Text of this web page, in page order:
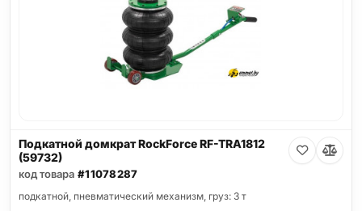
Подкатной домкрат RockForce RF-TRA1812
(59732)
код товара #11078287
подкатной, пневматический механизм, груз: 3 т